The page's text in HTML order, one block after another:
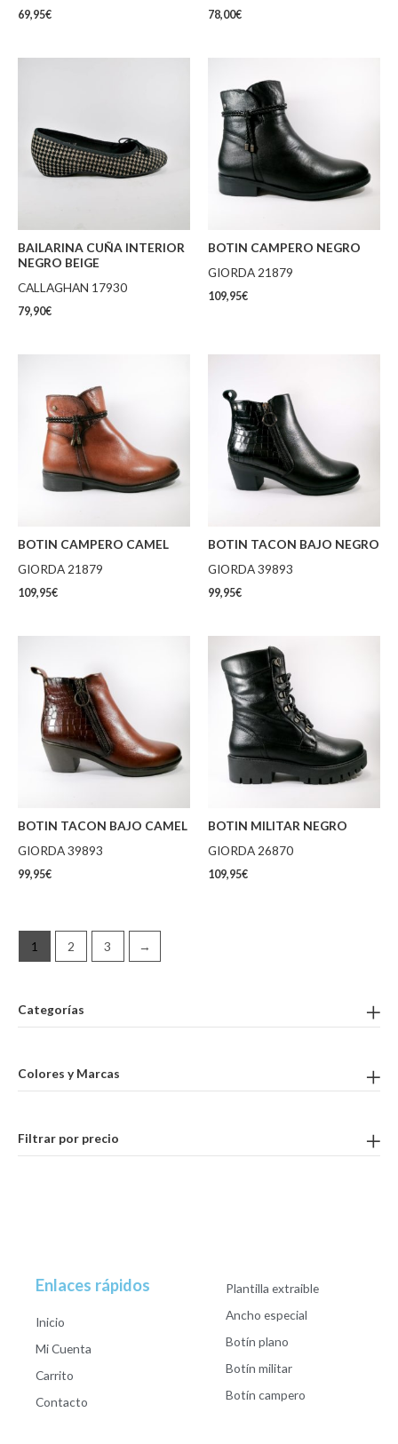
Categorías
Colores y Marcas
Filtrar por precio
69,95€ 78,00€
BAILARINA CUÑA INTERIOR
NEGRO BEIGE
CALLAGHAN 17930
79,90€
BOTIN CAMPERO NEGRO
GIORDA 21879
109,95€
BOTIN CAMPERO CAMEL
GIORDA 21879
109,95€
BOTIN TACON BAJO NEGRO
GIORDA 39893
99,95€
BOTIN TACON BAJO CAMEL
GIORDA 39893
99,95€
BOTIN MILITAR NEGRO
GIORDA 26870
109,95€
1 2 3 →
Enlaces rápidos
Inicio
Mi Cuenta
Carrito
Contacto
Plantilla extraible
Ancho especial
Botín plano
Botín militar
Botín campero